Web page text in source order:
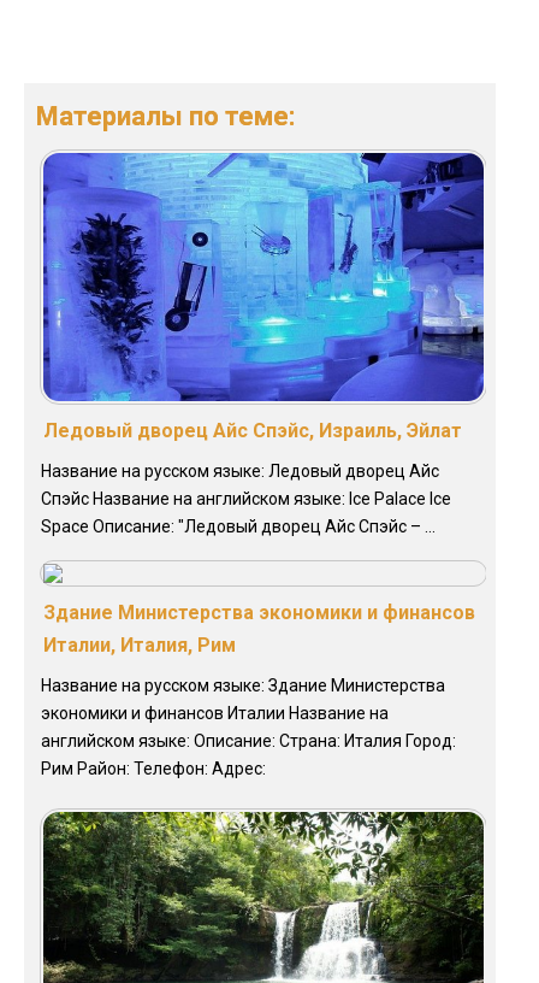
Материалы по теме:
Ледовый дворец Айс Спэйс, Израиль, Эйлат
Название на русском языке: Ледовый дворец Айс
Спэйс Название на английском языке: Ice Palace Ice
Space Описание: "Ледовый дворец Айс Спэйс – ...
Здание Министерства экономики и финансов
Италии, Италия, Рим
Название на русском языке: Здание Министерства
экономики и финансов Италии Название на
английском языке: Описание: Страна: Италия Город:
Рим Район: Телефон: Адрес: